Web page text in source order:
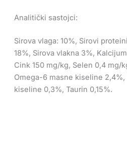
Analitički sastojci:
Sirova vlaga: 10%, Sirovi
18%, Sirova vlakna 3%,
Cink 150 mg/kg, Selen 0,4 mg/
Omega-6 masne kiseline
kiseline 0,3%, Taurin 0,15%.